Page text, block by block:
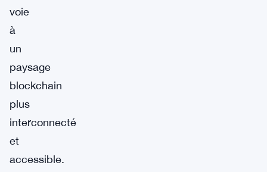
voie
à
un
paysage
blockchain
plus
interconnecté
et
accessible.